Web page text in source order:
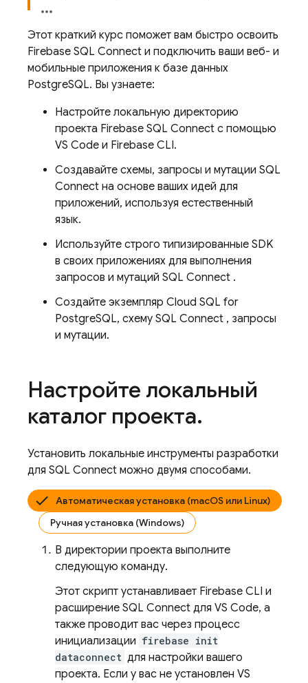
Этот краткий курс поможет вам быстро освоить
Firebase SQL Connect и подключить ваши веб- и
мобильные приложения к базе данных
PostgreSQL. Вы узнаете:
Настройте локальную директорию
проекта Firebase SQL Connect с помощью
VS Code и Firebase CLI.
Создавайте схемы, запросы и мутации SQL
Connect на основе ваших идей для
приложений, используя естественный
язык.
Используйте строго типизированные SDK
в своих приложениях для выполнения
запросов и мутаций SQL Connect .
Создайте экземпляр Cloud SQL for
PostgreSQL, схему SQL Connect , запросы
и мутации.
Настройте локальный
каталог проекта.
Установить локальные инструменты разработки
для SQL Connect можно двумя способами.
Автоматическая установка (macOS или Linux)
Ручная установка (Windows)
В директории проекта выполните
следующую команду.
Этот скрипт устанавливает Firebase CLI и
расширение SQL Connect для VS Code, а
также проводит вас через процесс
инициализации firebase init
dataconnect для настройки вашего
проекта. Если у вас не установлен VS